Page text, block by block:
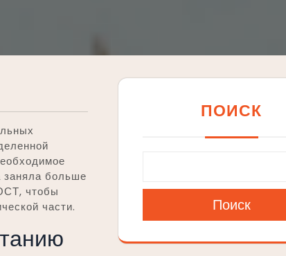
заняла больше
чтобы
части.
ПОИСК
Поиск